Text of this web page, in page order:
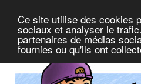
Ce site utilise des cookies
sociaux et analyser le
partenaires de médias
fournies ou qu'ils ont